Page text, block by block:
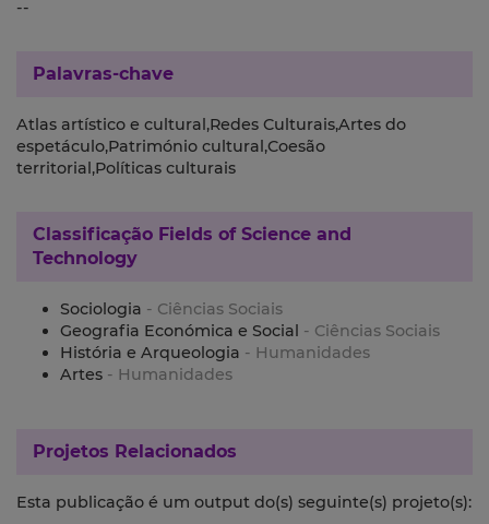
--
Palavras-chave
Atlas artístico e cultural,Redes Culturais,Artes do
espetáculo,Património cultural,Coesão
territorial,Políticas culturais
Classificação Fields of Science and
Technology
Sociologia - Ciências Sociais
Geografia Económica e Social - Ciências Sociais
História e Arqueologia - Humanidades
Artes - Humanidades
Projetos Relacionados
Esta publicação é um output do(s) seguinte(s) projeto(s):